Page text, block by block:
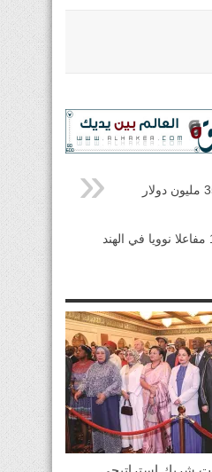
العاهل السعودي يقدم 35 مليون دولار